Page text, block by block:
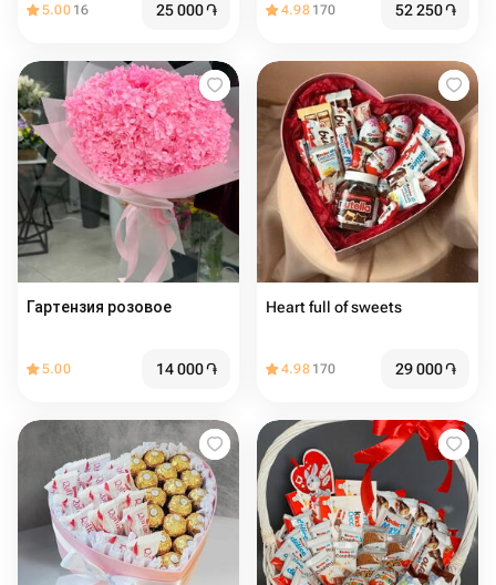
5.00 16 25 000֏ 4.98 170 52 250֏
Гартензия розовое
5.00 14 000֏
Heart full of sweets
4.98 170 29 000֏